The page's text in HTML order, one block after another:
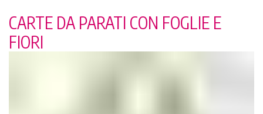
CARTE DA PARATI CON FOGLIE E
FIORI